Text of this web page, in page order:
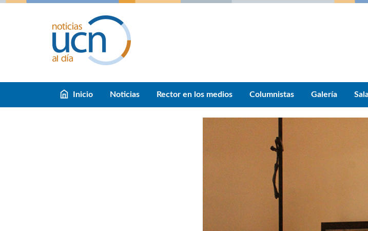
Inicio Noticias Rector en los medios Columnistas Galería